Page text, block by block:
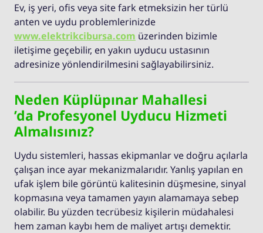
Ev, iş yeri, ofis veya site fark etmeksizin her türlü
anten ve uydu problemlerinizde
www.elektrikcibursa.com üzerinden bizimle
iletişime geçebilir, en yakın uyducu ustasının
adresinize yönlendirilmesini sağlayabilirsiniz.
Neden Küplüpınar Mahallesi
’da Profesyonel Uyducu Hizmeti
Almalısınız?
Uydu sistemleri, hassas ekipmanlar ve doğru açılarla
çalışan ince ayar mekanizmalarıdır. Yanlış yapılan en
ufak işlem bile görüntü kalitesinin düşmesine, sinyal
kopmasına veya tamamen yayın alamamaya sebep
olabilir. Bu yüzden tecrübesiz kişilerin müdahalesi
hem zaman kaybı hem de maliyet artışı demektir.